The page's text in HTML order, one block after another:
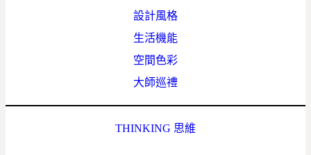
設計風格
生活機能
空間色彩
大師巡禮
THINKING 思維